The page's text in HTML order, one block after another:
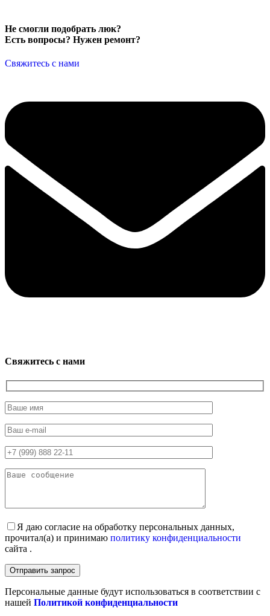
Не смогли подобрать люк?
Есть вопросы? Нужен ремонт?
Свяжитесь с нами
Свяжитесь с нами
Я даю согласие на обработку персональных данных,
прочитал(а) и принимаю политику конфиденциальности
сайта .
Персональные данные будут использоваться в соответствии с
нашей Политикой конфиденциальности